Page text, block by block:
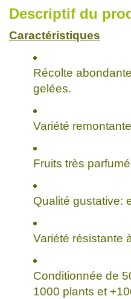
Descriptif du
Caractéristiques
Récolte
gelées.
Variété
Fruits très
Qualité gustative:
Variété résistante
Conditionnée de
1000 plants et